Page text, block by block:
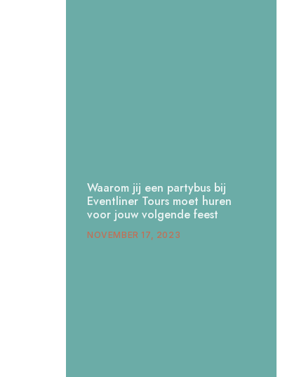
Waarom jij een partybus bij
Eventliner Tours moet huren
voor jouw volgende feest
NOVEMBER 17, 2023